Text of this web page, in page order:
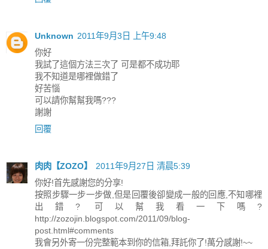
Unknown 2011年9月3日 上午9:48
你好
我試了這個方法三次了 可是都不成功耶
我不知道是哪裡做錯了
好苦惱
可以請你幫幫我嗎???
謝謝
回覆
肉肉【ZOZO】
2011年9月27日 清晨5:39
你好!首先感謝您的分享!
按照步驟一步一步做,但是回覆後卻變成一般的回應,不知哪裡
出錯? 可以幫我看一下嗎?
http://zozojin.blogspot.com/2011/09/blog-
post.html#comments
我會另外寄一份完整範本到你的信箱,拜託你了!萬分感謝!~~